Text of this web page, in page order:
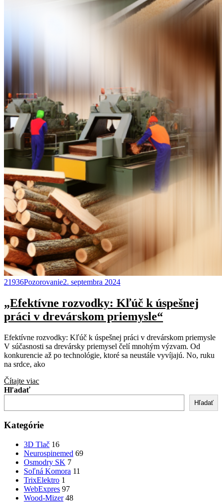
21936Pozorovanie2. septembra 2024
„Efektívne rozvodky: Kľúč k úspešnej
práci v drevárskom priemysle“
Efektívne rozvodky: Kľúč k úspešnej práci v drevárskom priemysle
V súčasnosti sa drevársky priemysel čelí mnohým výzvam. Od
konkurencie až po technológie, ktoré sa neustále vyvíjajú. No, ruku
na srdce, ako
Čítajte viac
Hľadať
Hľadať
Kategórie
3D Tlač 16
Neurospinemed 69
Osmodry SK 7
Soľná Komora 11
TrixElektro 1
WebExpres 97
Wood-Mizer 48